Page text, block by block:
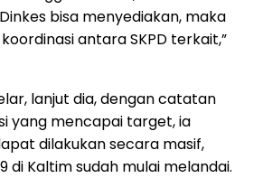
bisa menyediakan, maka
antara SKPD terkait,”
lanjut dia, dengan catatan
yang mencapai target, ia
dilakukan secara masif,
di Kaltim sudah mulai melandai.